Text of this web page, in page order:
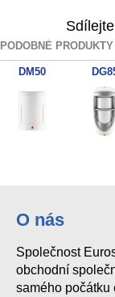
PODOBNÉ PRODUKTY
DM50
O nás
Společnost
obchodní
samého počátku